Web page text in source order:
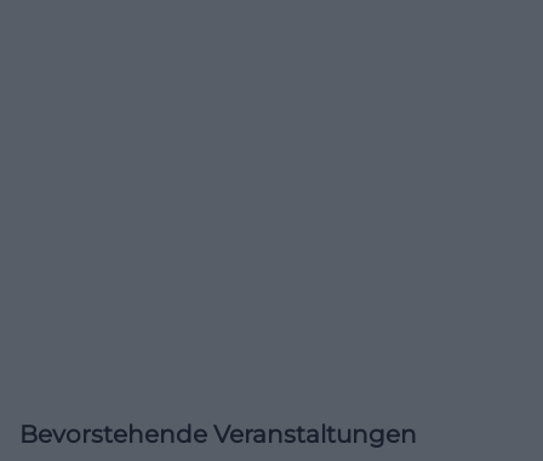
Bevorstehende Veranstaltungen